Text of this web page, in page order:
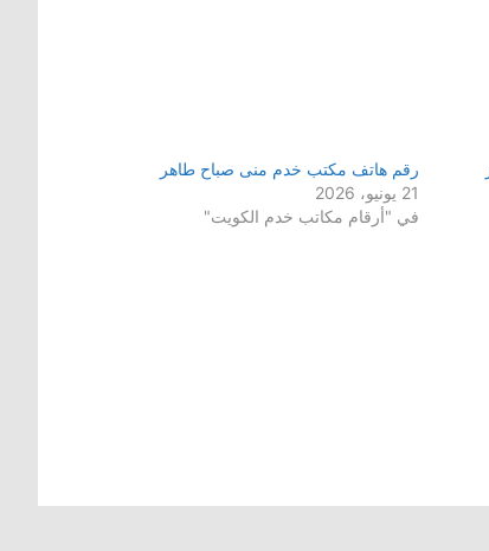
رقم هاتف مكتب خدم منى صباح طاهر
21 يونيو، 2026
في "أرقام مكاتب خدم الكويت"